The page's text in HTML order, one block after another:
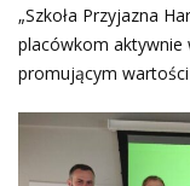
„Szkoła Przyjazna
placówkom aktywnie
promującym